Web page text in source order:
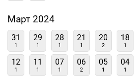
Март 2024
31
1
29
1
28
1
21
1
20
2
18
1
12
1
11
1
07
1
06
2
05
1
04
1